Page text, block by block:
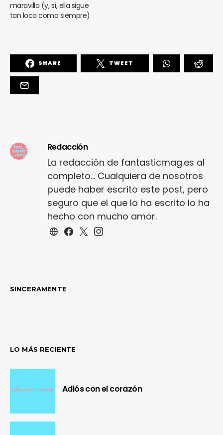
maravilla (y, sí, ella sigue
tan loca como siempre)
SHARE TWEET
Redacción
La redacción de fantasticmag.es al
completo... Cualquiera de nosotros
puede haber escrito este post, pero
seguro que el que lo ha escrito lo ha
hecho con mucho amor.
SINCERAMENTE
LO MÁS RECIENTE
Adiós con el corazón